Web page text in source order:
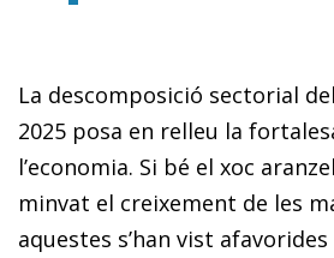
La descomposició sectorial
2025 posa en relleu la
l’economia. Si bé el xoc
minvat el creixement de les
aquestes s’han vist